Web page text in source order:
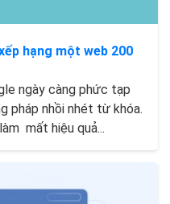
hạng một web 200
ngày càng phức tạp
pháp nhồi nhét từ khóa.
mất hiệu quả...